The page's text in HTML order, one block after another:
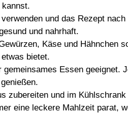
und das Rezept nach
und nahrhaft.
Käse und Hähnchen
bietet.
Essen geeignet.
zubereiten und im Kühlschrank
eine leckere Mahlzeit parat,